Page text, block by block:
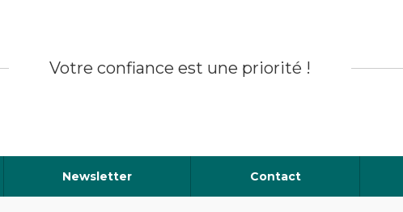
Votre confiance est une priorité !
Newsletter Contact